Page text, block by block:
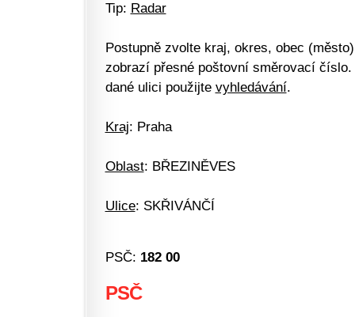
Tip: Radar
Postupně zvolte kraj, okres, obec
zobrazí přesné poštovní směrovací
dané ulici použijte vyhledávání.
Kraj: Praha
Oblast: BŘEZINĚVES
Ulice: SKŘIVÁNČÍ
PSČ: 182 00
PSČ